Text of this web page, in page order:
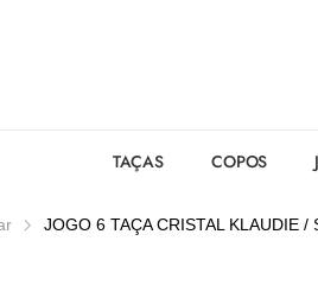
TAÇAS COPOS
JOGO 6 TAÇA CRISTAL KLAUDIE /